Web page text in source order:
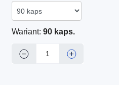
Wariant: 90 kaps.
− +